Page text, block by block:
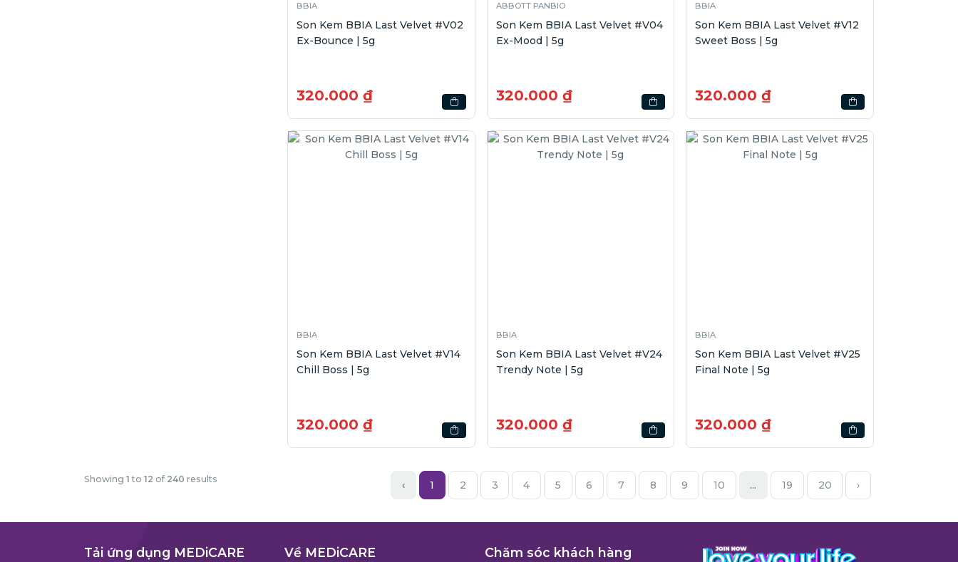
BBIA
Son Kem BBIA Last Velvet #V02
Ex-Bounce | 5g
320.000 ₫
ABBOTT PANBIO
Son Kem BBIA Last Velvet #V04
Ex-Mood | 5g
320.000 ₫
BBIA
Son Kem BBIA Last Velvet #V12
Sweet Boss | 5g
320.000 ₫
BBIA
Son Kem BBIA Last Velvet #V14
Chill Boss | 5g
320.000 ₫
BBIA
Son Kem BBIA Last Velvet #V24
Trendy Note | 5g
320.000 ₫
BBIA
Son Kem BBIA Last Velvet #V25
Final Note | 5g
320.000 ₫
Showing 1 to 12 of 240 results ‹ 1 2 3 4 5 6 7 8 9 10 ... 19 20 ›
Tải ứng dụng MEDiCARE Về MEDiCARE Chăm sóc khách hàng